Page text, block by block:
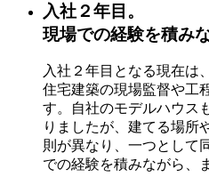
入社２年目。
現場での経験を積み
入社２年目となる現在は
住宅建築の現場監督や工
す。自社のモデルハウス
りましたが、建てる場所
則が異なり、一つとして
での経験を積みながら、